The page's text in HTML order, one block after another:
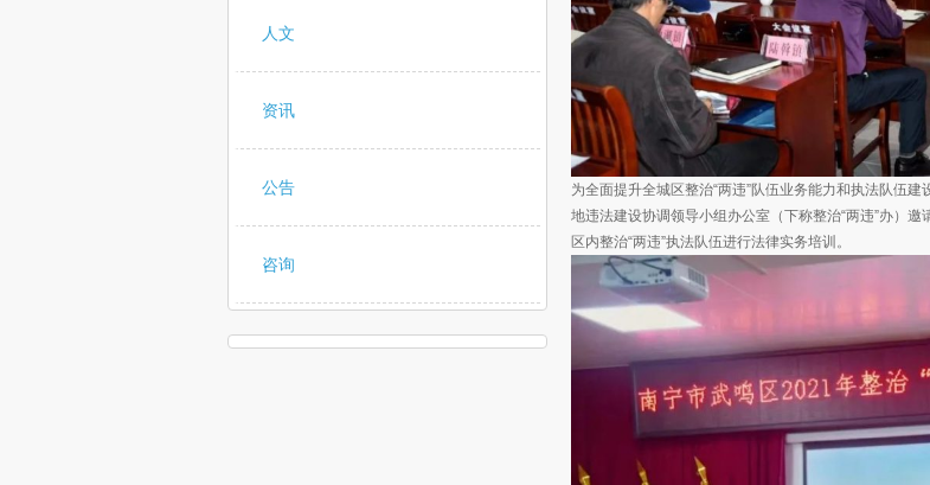
人文
资讯
公告
咨询
为全面提升全城区整治“两违”队伍业务能力和执法队伍
地违法建设协调领导小组办公室（下称整治“两违”办）
区内整治“两违”执法队伍进行法律实务培训。